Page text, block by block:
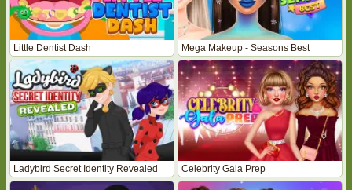
Little Dentist Dash Mega Makeup - Seasons Best
Ladybird Secret Identity Revealed Celebrity Gala Prep